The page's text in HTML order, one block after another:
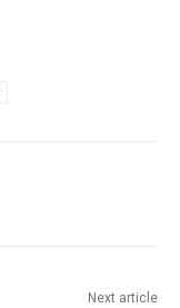
Next article